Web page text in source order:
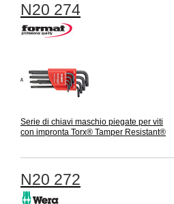
N20 274
Serie di chiavi maschio piegate per viti
con impronta Torx® Tamper Resistant®
N20 272